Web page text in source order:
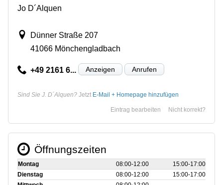
Jo D´Alquen
Dünner Straße 207
41066 Mönchengladbach
+49 2161 6... Anzeigen Anrufen
Sind Sie J. D´Alquen? Jetzt E-Mail + Homepage hinzufügen
Nicht korrekt?
Eintrag bearbeiten
Öffnungszeiten
Montag 08:00‑12:00
15:00‑17:00
Dienstag
08:00‑12:00
15:00‑17:00